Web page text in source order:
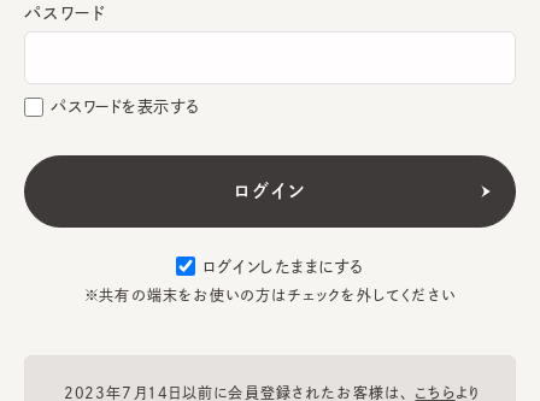
パスワード
パスワードを表示する
ログインしたままにする
※共有の端末をお使いの方はチェックを外してください
2023年7月14日以前に会員登録されたお客様は、 こちらより